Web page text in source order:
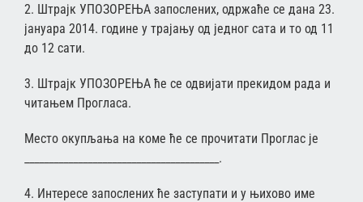
2. Штрајк УПОЗОРЕЊА запослених, одржаће се дана 23.
јануара 2014. године у трајању од једног сата и то од 11
до 12 сати.
3. Штрајк УПОЗОРЕЊА ће се одвијати прекидом рада и
читањем Прогласа.
Место окупљања на коме ће се прочитати Проглас је
________________________________________.
4. Интересе запослених ће заступати и у њихово име